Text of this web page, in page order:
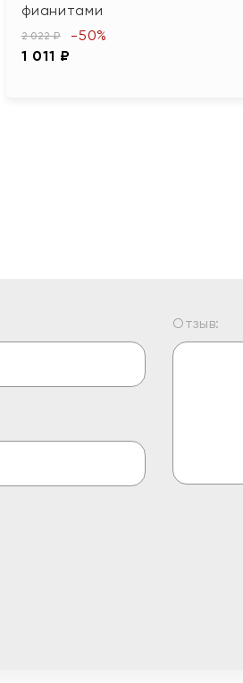
фианитами
2 022 ₽
1 011 ₽
-50%
Отзыв: